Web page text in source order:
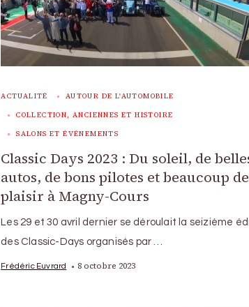
ACTUALITÉ AUTOUR DE L'AUTOMOBILE
COLLECTION, ANCIENNES ET HISTOIRE
SALONS ET ÉVÉNEMENTS
Classic Days 2023 : Du soleil, de
autos, de bons pilotes et beaucoup de
plaisir à Magny-Cours
Les 29 et 30 avril dernier se déroulait la seizième
des Classic-Days organisés par …
Frédéric Euvrard 8 octobre 2023